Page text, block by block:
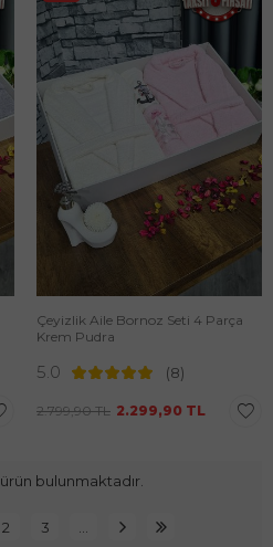
Çeyizlik Aile Bornoz Seti 4 Parça
Krem Pudra
5.0 (8)
2.799,90TL 2.299,90 TL
ürün bulunmaktadır.
2 3